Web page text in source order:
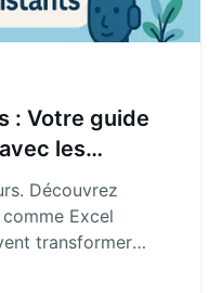
: Votre guide
les
Découvrez
Excel
transformer